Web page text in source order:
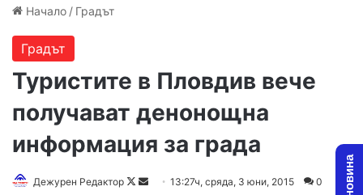
Начало / Градът
Градът
Туристите в Пловдив вече
получават денонощна
информация за града
Дежурен Редактор
F
13:27ч, сряда, 3 юни, 2015 0